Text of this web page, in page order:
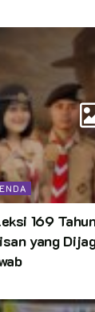
169
yang